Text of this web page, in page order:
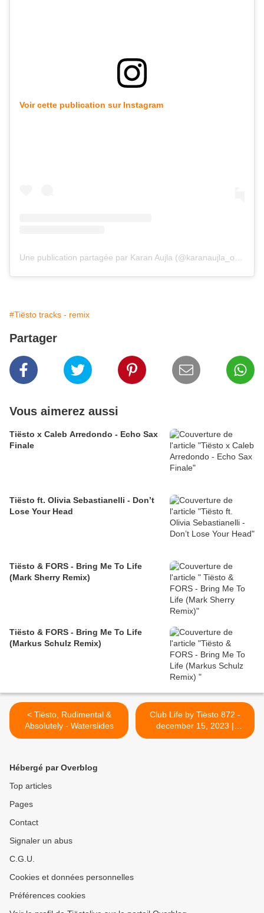
Voir cette publication sur Instagram
#Tiësto tracks - remix
Partager
Vous aimerez aussi
Tiësto x Caleb Arredondo - Echo Sax
Finale
Tiësto ft. Olivia Sebastianelli - Don’t
Lose Your Head
Tiësto & FORS - Bring Me To Life
(Mark Sherry Remix)
Tiësto & FORS - Bring Me To Life
(Markus Schulz Remix)
< Tiësto, Rudimental &
Absolutely - Waterslides
Club Life by Tiësto 872 -
december 15, 2023 |
AFTR:HRS Yearmix >
Hébergé par Overblog
Top articles
Pages
Contact
Signaler un abus
C.G.U.
Cookies et données personnelles
Préférences cookies